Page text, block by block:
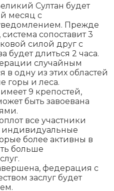
Султан будет
месяц с
Прежде
сопоставит 3
силой друг с
будет длиться 2 часа.
случайным
одну из этих областей
горы и леса.
9 крепостей,
быть завоевана
все участники
индивидуальные
более активны в
больше
федерация с
заслуг будет